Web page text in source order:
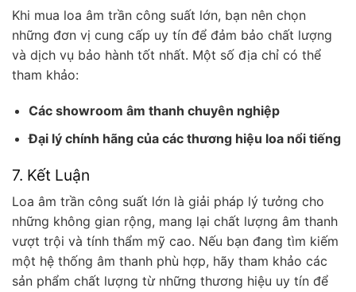
Khi mua loa âm trần công suất lớn, bạn nên chọn
những đơn vị cung cấp uy tín để đảm bảo chất lượng
và dịch vụ bảo hành tốt nhất. Một số địa chỉ có thể
tham khảo:
Các showroom âm thanh chuyên nghiệp
Đại lý chính hãng của các thương hiệu loa nổi tiếng
7. Kết Luận
Loa âm trần công suất lớn là giải pháp lý tưởng cho
những không gian rộng, mang lại chất lượng âm thanh
vượt trội và tính thẩm mỹ cao. Nếu bạn đang tìm kiếm
một hệ thống âm thanh phù hợp, hãy tham khảo các
sản phẩm chất lượng từ những thương hiệu uy tín để